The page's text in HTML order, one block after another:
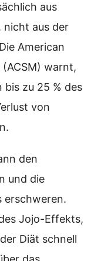
aus
nicht aus der
American
warnt,
bis zu 25 % des
von
den
und die
erschweren.
Jojo-Effekts,
Diät schnell